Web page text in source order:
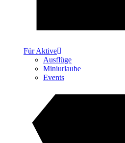
Für Aktive
Ausflüge
Miniurlaube
Events